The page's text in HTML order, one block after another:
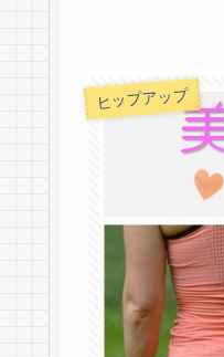
ヒップアップ